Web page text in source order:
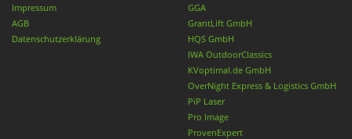
Impressum
AGB
Datenschutzerklärung
GGA
GrantLift GmbH
HQS GmbH
IWA OutdoorClassics
KVoptimal.de GmbH
OverNight Express & Logistics GmbH
PiP Laser
Pro Image
ProvenExpert